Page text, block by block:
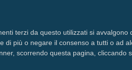
terzi da questo utilizzati si
di più o negare il consenso a tutti o ad
scorrendo questa pagina, cliccando